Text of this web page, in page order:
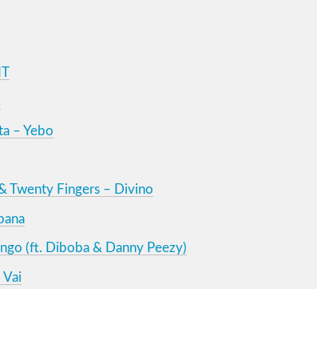
– Yebo
Twenty Fingers – Divino
(ft. Diboba & Danny Peezy)